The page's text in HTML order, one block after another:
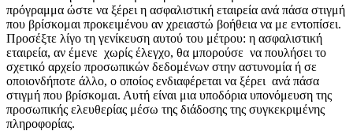
πρόγραμμα ώστε να ξέρει η ασφαλιστική εταιρεία ανά πάσα στιγμή
που βρίσκομαι προκειμένου αν χρειαστώ βοήθεια να με εντοπίσει.
Προσέξτε λίγο τη γενίκευση αυτού του μέτρου: η ασφαλιστική
εταιρεία, αν έμενε χωρίς έλεγχο, θα μπορούσε να πουλήσει το
σχετικό αρχείο προσωπικών δεδομένων στην αστυνομία ή σε
οποιονδήποτε άλλο, ο οποίος ενδιαφέρεται να ξέρει ανά πάσα
στιγμή που βρίσκομαι. Αυτή είναι μια υποδόρια υπονόμευση της
προσωπικής ελευθερίας μέσω της διάδοσης της συγκεκριμένης
πληροφορίας.